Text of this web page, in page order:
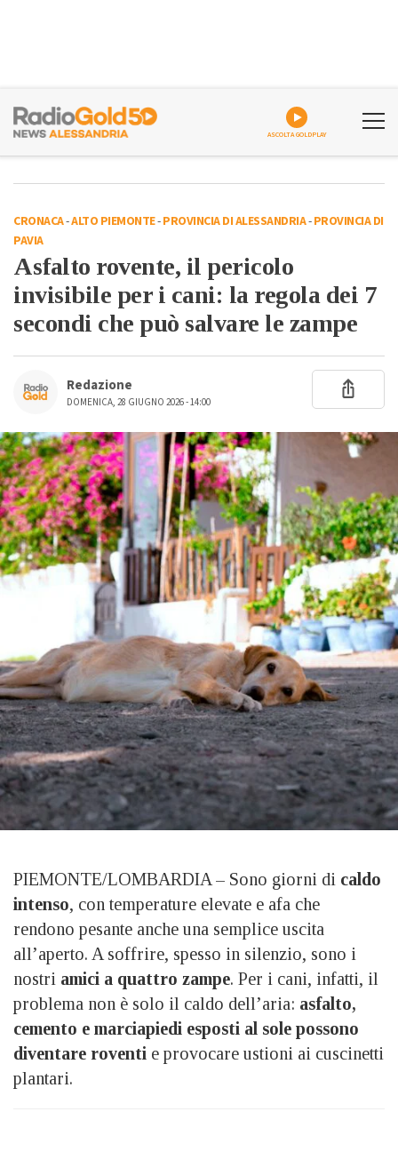
ASCOLTA GOLDPLAY
CRONACA-ALTO PIEMONTE-PROVINCIA DI ALESSANDRIA-PROVINCIA DI
PAVIA
Asfalto rovente, il pericolo
invisibile per i cani: la regola dei 7
secondi che può salvare le zampe
Redazione
DOMENICA, 28 GIUGNO 2026 - 14:00
PIEMONTE/LOMBARDIA – Sono giorni di caldo
intenso, con temperature elevate e afa che
rendono pesante anche una semplice uscita
all’aperto. A soffrire, spesso in silenzio, sono i
nostri amici a quattro zampe. Per i cani, infatti, il
problema non è solo il caldo dell’aria: asfalto,
cemento e marciapiedi esposti al sole possono
diventare roventi e provocare ustioni ai cuscinetti
plantari.